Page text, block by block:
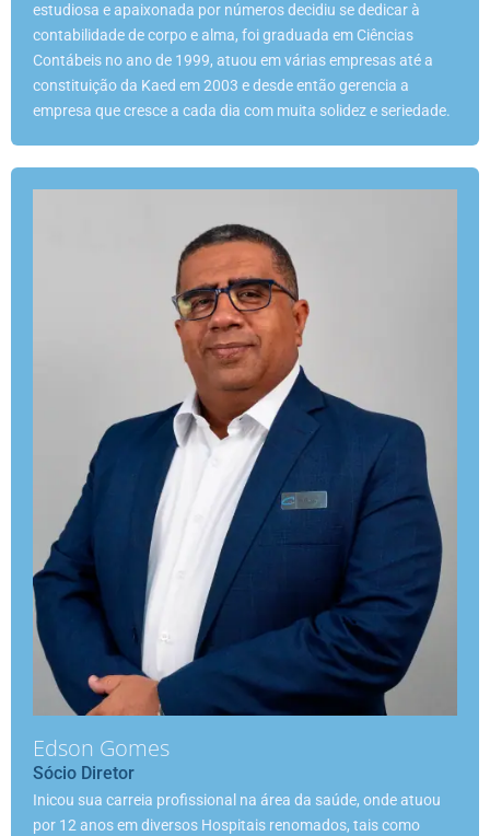
estudiosa e apaixonada por números decidiu se dedicar à
contabilidade de corpo e alma, foi graduada em Ciências
Contábeis no ano de 1999, atuou em várias empresas até a
constituição da Kaed em 2003 e desde então gerencia a
empresa que cresce a cada dia com muita solidez e seriedade.
Edson Gomes
Sócio Diretor
Inicou sua carreia profissional na área da saúde, onde atuou
por 12 anos em diversos Hospitais renomados, tais como